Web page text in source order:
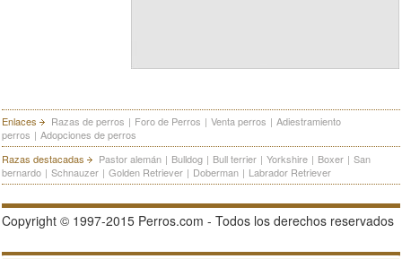
Enlaces Razas de perros | Foro de Perros | Venta perros | Adiestramiento
perros | Adopciones de perros
Razas destacadas
Pastor alemán | Bulldog | Bull terrier | Yorkshire | Boxer | San
bernardo | Schnauzer | Golden Retriever | Doberman | Labrador Retriever
Copyright © 1997-2015 Perros.com - Todos los derechos reservados